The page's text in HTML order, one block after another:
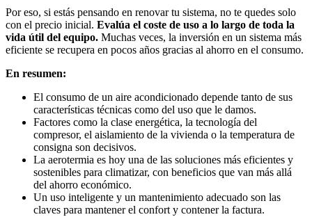
Por eso, si estás pensando en renovar tu sistema, no te quedes solo
con el precio inicial. Evalúa el coste de uso a lo largo de toda la
vida útil del equipo. Muchas veces, la inversión en un sistema más
eficiente se recupera en pocos años gracias al ahorro en el consumo.
En resumen:
El consumo de un aire acondicionado depende tanto de sus
características técnicas como del uso que le damos.
Factores como la clase energética, la tecnología del
compresor, el aislamiento de la vivienda o la temperatura de
consigna son decisivos.
La aerotermia es hoy una de las soluciones más eficientes y
sostenibles para climatizar, con beneficios que van más allá
del ahorro económico.
Un uso inteligente y un mantenimiento adecuado son las
claves para mantener el confort y contener la factura.